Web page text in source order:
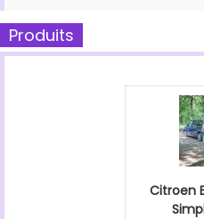
Produits
Citroen